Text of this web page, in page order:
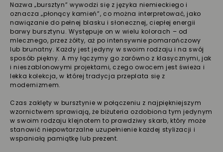
Nazwa „bursztyn” wywodzi się z języka niemieckiego i
oznacza „płonący kamień”, co można interpretować, jako
nawiązanie do pełnej blasku i słonecznej, ciepłej energii
barwy bursztynu. Występuje on w wielu kolorach – od
mlecznego, przez żółty, aż po intensywnie pomarańczowy
lub brunatny. Każdy jest jedyny w swoim rodzaju i na swój
sposób piękny. A my łączymy go zarówno z klasycznymi, jak
i nieszablonowymi projektami, czego owocem jest świeża i
lekka kolekcja, w której tradycja przeplata się z
modernizmem.
Czas zaklęty w bursztynie w połączeniu z najpiękniejszym
wzornictwem sprawiają, że biżuteria ozdobiona tym jedynym
w swoim rodzaju klejnotem to prawdziwy skarb, który może
stanowić niepowtarzalne uzupełnienie każdej stylizacji i
wspaniałą pamiątkę lub prezent.